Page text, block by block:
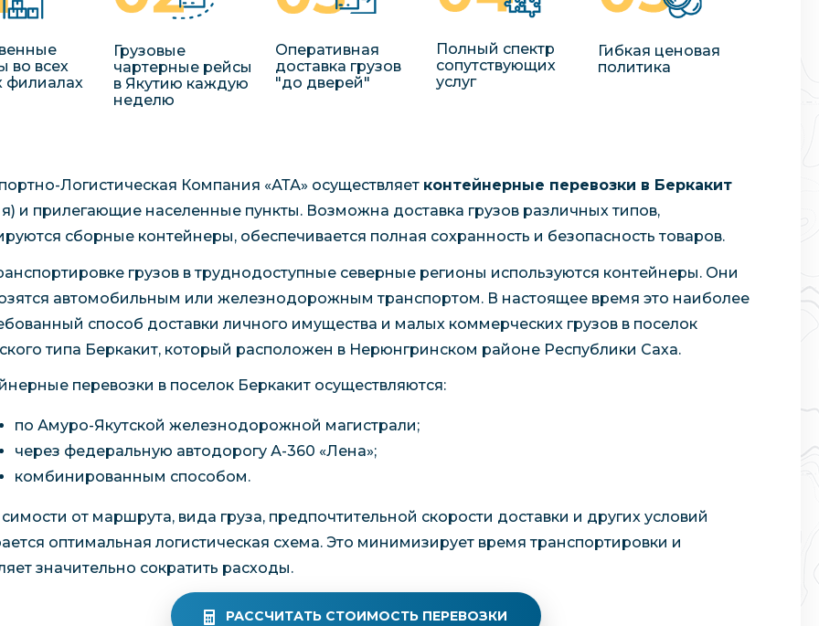
во всех
филиалах
Грузовые
чартерные рейсы
в Якутию каждую
неделю
Оперативная
доставка грузов
"до дверей"
Полный спектр
сопутствующих
услуг
Гибкая ценовая
политика
Логистическая Компания «АТА» осуществляет контейнерные перевозки в Беркакит
и прилегающие населенные пункты. Возможна доставка грузов различных типов,
сборные контейнеры, обеспечивается полная сохранность и безопасность товаров.
грузов в труднодоступные северные регионы используются контейнеры. Они
автомобильным или железнодорожным транспортом. В настоящее время это наиболее
способ доставки личного имущества и малых коммерческих грузов в поселок
типа Беркакит, который расположен в Нерюнгринском районе Республики Саха.
перевозки в поселок Беркакит осуществляются:
по Амуро-Якутской железнодорожной магистрали;
через федеральную автодорогу А-360 «Лена»;
комбинированным способом.
от маршрута, вида груза, предпочтительной скорости доставки и других условий
оптимальная логистическая схема. Это минимизирует время транспортировки и
значительно сократить расходы.
РАССЧИТАТЬ СТОИМОСТЬ ПЕРЕВОЗКИ